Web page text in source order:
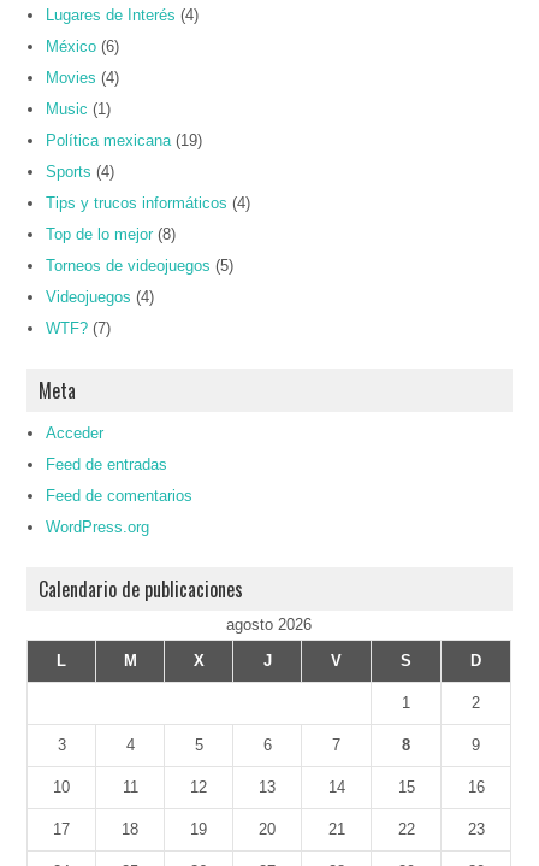
Lugares de Interés (4)
México (6)
Movies (4)
Music (1)
Política mexicana (19)
Sports (4)
Tips y trucos informáticos (4)
Top de lo mejor (8)
Torneos de videojuegos (5)
Videojuegos (4)
WTF? (7)
Meta
Acceder
Feed de entradas
Feed de comentarios
WordPress.org
Calendario de publicaciones
agosto 2026
L
M X J V S D
1 2
3 4 5 6 7 8 9
10 11 12 13 14 15 16
17 18 19 20 21 22 23